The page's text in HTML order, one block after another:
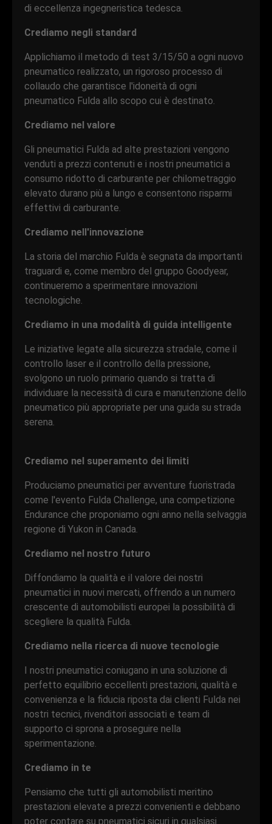
di eccellenza ingegneristica tedesca.
Crediamo negli standard
Applichiamo il metodo di test 3/15/50 a ogni nuovo
pneumatico realizzato, un rigoroso processo di
collaudo che garantisce l'idoneità di ogni
pneumatico Fulda allo scopo cui è destinato.
Crediamo nel valore
Gli pneumatici Fulda ad alte prestazioni vengono
venduti a prezzi contenuti e i nostri pneumatici a
consumo ridotto di carburante per chilometraggio
elevato durano più a lungo e consentono risparmi
effettivi di carburante.
Crediamo nell'innovazione
La storia del marchio Fulda è segnata da importanti
traguardi e, come membro del gruppo Goodyear,
continueremo a sperimentare innovazioni
tecnologiche.
Crediamo in una modalità di guida intelligente
Le iniziative legate alla sicurezza stradale, come il
controllo laser e il controllo della pressione,
svolgono un ruolo primario quando si tratta di
individuare la necessità di cura e manutenzione dello
pneumatico più appropriate per una guida su strada
serena.
Crediamo nel superamento dei limiti
Produciamo pneumatici per avventure fuoristrada
come l'evento Fulda Challenge, una competizione
Endurance che proponiamo ogni anno nella selvaggia
regione di Yukon in Canada.
Crediamo nel nostro futuro
Diffondiamo la qualità e il valore dei nostri
pneumatici in nuovi mercati, offrendo a un numero
crescente di automobilisti europei la possibilità di
scegliere la qualità Fulda.
Crediamo nella ricerca di nuove tecnologie
I nostri pneumatici coniugano in una soluzione di
perfetto equilibrio eccellenti prestazioni, qualità e
convenienza e la fiducia riposta dai clienti Fulda nei
nostri tecnici, rivenditori associati e team di
supporto ci sprona a proseguire nella
sperimentazione.
Crediamo in te
Pensiamo che tutti gli automobilisti meritino
prestazioni elevate a prezzi convenienti e debbano
poter contare su pneumatici sicuri in qualsiasi